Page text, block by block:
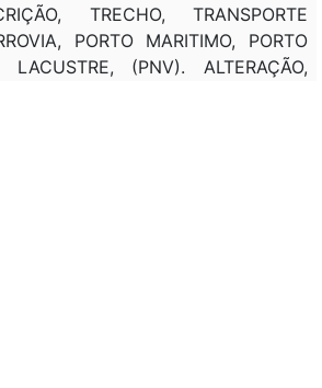
TRECHO, TRANSPORTE
PORTO MARITIMO, PORTO
LACUSTRE, (PNV). ALTERAÇÃO,